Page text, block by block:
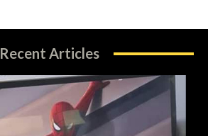
Recent Articles